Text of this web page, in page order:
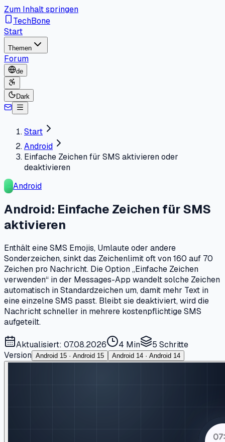
Zum Inhalt springen
TechBone
Start
Themen
Forum
de
Dark
Start
Android
Einfache Zeichen für SMS aktivieren oder
deaktivieren
Android
Android: Einfache Zeichen für SMS
aktivieren
Enthält eine SMS Emojis, Umlaute oder andere
Sonderzeichen, sinkt das Zeichenlimit oft von 160 auf 70
Zeichen pro Nachricht. Die Option „Einfache Zeichen
verwenden“ in der Messages-App wandelt solche Zeichen
automatisch in Standardzeichen um, damit mehr Text in
eine einzelne SMS passt. Bleibt sie deaktiviert, wird die
Nachricht schneller in mehrere kostenpflichtige SMS
aufgeteilt.
Aktualisiert: 07.08.2026 4 Min 5 Schritte
Version Android 15 · Android 15 Android 14 · Android 14